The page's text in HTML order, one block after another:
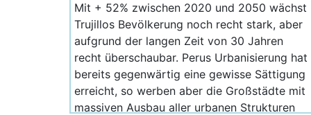
Mit + 52% zwischen 2020 und 2050 wächst
Trujillos Bevölkerung noch recht stark, aber
aufgrund der langen Zeit von 30 Jahren
recht überschaubar. Perus Urbanisierung hat
bereits gegenwärtig eine gewisse Sättigung
erreicht, so werben aber die Großstädte mit
massiven Ausbau aller urbanen Strukturen